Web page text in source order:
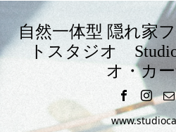
自然一体型 隠れ家
トスタジオ
オ・カ